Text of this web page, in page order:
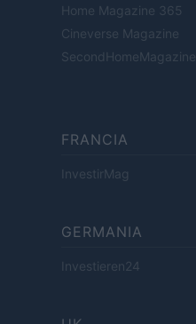
Home Magazine 365
Cineverse Magazine
SecondHomeMagazine
FRANCIA
InvestirMag
GERMANIA
Investieren24